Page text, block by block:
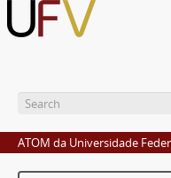
ATOM da Universidade